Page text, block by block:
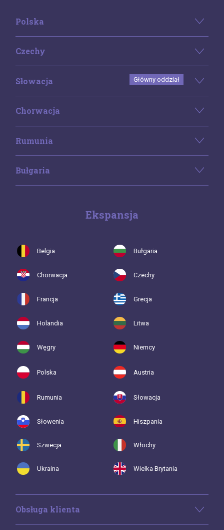
Polska
Czechy
Słowacja Główny oddział
Chorwacja
Rumunia
Bułgaria
Ekspansja
Belgia Bułgaria
Chorwacja Czechy
Francja Grecja
Holandia Litwa
Węgry Niemcy
Polska Austria
Rumunia Słowacja
Słowenia Hiszpania
Szwecja Włochy
Ukraina Wielka Brytania
Obsługa klienta